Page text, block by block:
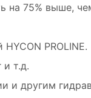
на 75% выше,
PROLINE.
т.д.
и другим